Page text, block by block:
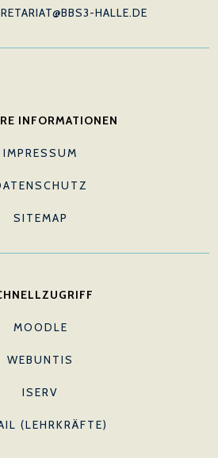
HALLE.DE
INFORMATIONEN
IMPRESSUM
SITEMAP
MOODLE
WEBUNTIS
ISERV
(LEHRKRÄFTE)